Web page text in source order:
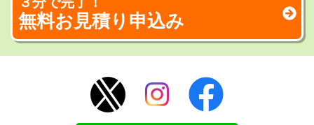
無料お見積り申込み